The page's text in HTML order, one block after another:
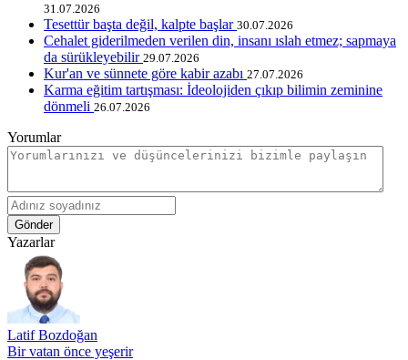
31.07.2026
Tesettür başta değil, kalpte başlar 30.07.2026
Cehalet giderilmeden verilen din, insanı ıslah etmez; sapmaya
da sürükleyebilir 29.07.2026
Kur'an ve sünnete göre kabir azabı 27.07.2026
Karma eğitim tartışması: İdeolojiden çıkıp bilimin zeminine
dönmeli 26.07.2026
Yorumlar
Gönder
Yazarlar
Latif Bozdoğan
Bir vatan önce yeşerir